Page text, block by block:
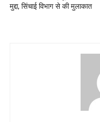
मुद्दा, सिंचाई विभाग से की मुलाकात